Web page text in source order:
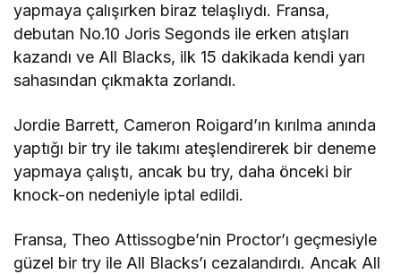
yapmaya çalışırken biraz telaşlıydı. Fransa,
debutan No.10 Joris Segonds ile erken atışları
kazandı ve All Blacks, ilk 15 dakikada kendi yarı
sahasından çıkmakta zorlandı.
Jordie Barrett, Cameron Roigard’ın kırılma anında
yaptığı bir try ile takımı ateşlendirerek bir deneme
yapmaya çalıştı, ancak bu try, daha önceki bir
knock-on nedeniyle iptal edildi.
Fransa, Theo Attissogbe’nin Proctor’ı geçmesiyle
güzel bir try ile All Blacks’ı cezalandırdı. Ancak All